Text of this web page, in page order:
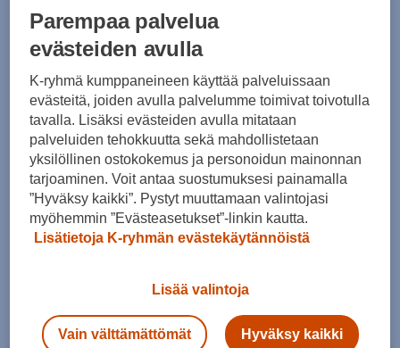
Suositut sisällöt
Ale vaatteet
ASICS Gel-Nimbus
Converse kengät
Crocs
Hoka Clifton 11
Helly Hansen -takit
Hybridipyörät
Jalkapallokengät
Juoksukengät
Juoksuliivit
Juoksuvyöt
Jääkiekkomailat
Lasten pyörä
Maastopyörä
Merinovillakerrastot
Parempaa palvelua
evästeiden avulla
K-ryhmä kumppaneineen käyttää palveluissaan
evästeitä, joiden avulla palvelumme toimivat toivotulla
tavalla. Lisäksi evästeiden avulla mitataan
palveluiden tehokkuutta sekä mahdollistetaan
yksilöllinen ostokokemus ja personoidun mainonnan
tarjoaminen. Voit antaa suostumuksesi painamalla
”Hyväksy kaikki”. Pystyt muuttamaan valintojasi
myöhemmin ”Evästeasetukset”-linkin kautta.
Lisätietoja K-ryhmän evästekäytännöistä
Lisää valintoja
Vain välttämättömät Hyväksy kaikki